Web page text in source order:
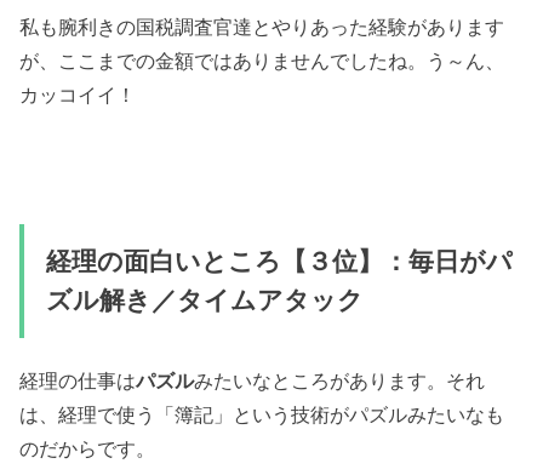
私も腕利きの国税調査官達とやりあった経験があります
が、ここまでの金額ではありませんでしたね。う～ん、
カッコイイ！
経理の面白いところ【３位】：毎日がパ
ズル解き／タイムアタック
経理の仕事はパズルみたいなところがあります。それ
は、経理で使う「簿記」という技術がパズルみたいなも
のだからです。